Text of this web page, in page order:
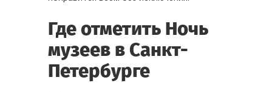
Где отметить Ночь
музеев в Санкт-
Петербурге